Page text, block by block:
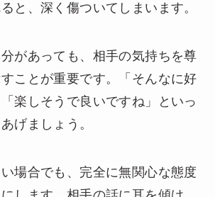
と、深く傷ついてしまいます。
があっても、相手の気持ちを尊
ことが重要です。「そんなに好
楽しそうで良いですね」といっ
げましょう。
場合でも、完全に無関心な態度